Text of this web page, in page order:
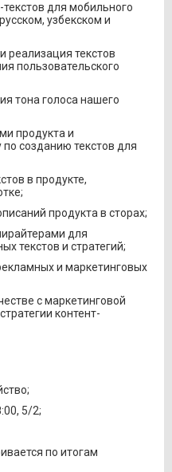
для мобильного
узбекском и
реализация текстов
пользовательского
тона голоса нашего
продукта и
созданию текстов для
в продукте,
продукта в сторах;
для
текстов и стратегий;
и маркетинговых
с маркетинговой
контент-
5/2;
по итогам